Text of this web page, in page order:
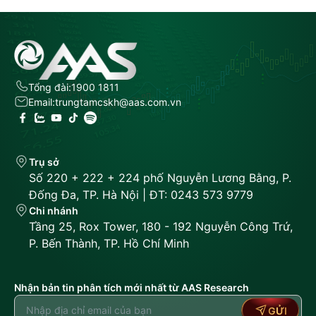
Quý khách thực hiện nộp tiền/ chuyển
khoản tại các ngân hàng trong nước đến tài
khoản của AAS vào một trong các số tài
khoản sau theo thông tin dưới đây:
Tên người thụ hưởng :
Cong ty Co phan
Chung khoan SmartInvest
Nội dung:
Danh sách các tài khoản Quý khách có
thể nộp tiền/chuyển khoản vào TKCK như
sau:
STT Số tài khoản
1 2160639664
BIDV – Chi
nhánh Đống
2 1222111119
BIDV – Chi
nhánh Hà
Tổng đài:1900 1811
Email:trungtamcskh@aas.com.vn
Trụ sở
Số 220 + 222 + 224 phố Nguyễn Lương Bằng, P.
Đống Đa, TP. Hà Nội | ĐT: 0243 573 9779
Chi nhánh
Tầng 25, Rox Tower, 180 - 192 Nguyễn Công Trứ,
P. Bến Thành, TP. Hồ Chí Minh
Nhận bản tin phân tích mới nhất từ AAS Research
GỬI